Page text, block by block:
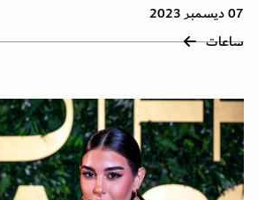
07 ديسمبر 2023
ساعات